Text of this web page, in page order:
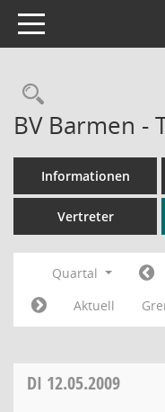
Toggle navigation
BV Barmen -
Informationen
Vertreter
Quartal
Aktuell
DI 12.05.2009